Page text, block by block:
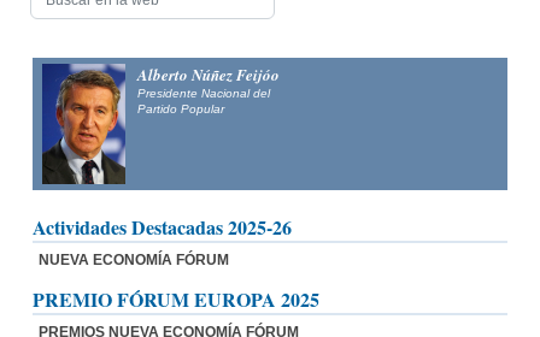
Alberto Núñez Feijóo
Presidente Nacional del
Partido Popular
Actividades Destacadas 2025-26
NUEVA ECONOMÍA FÓRUM
PREMIO FÓRUM EUROPA 2025
PREMIOS NUEVA ECONOMÍA FÓRUM